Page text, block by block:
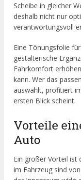
Scheibe in gleicher
deshalb nicht nur
verantwortungsvoll
Eine Tönungsfolie
gestalterische
Fahrkomfort
kann. Wer das
auswählt, profitiert
ersten Blick scheint.
Vorteile
Auto
Ein großer Vorteil ist
im Fahrzeug sind